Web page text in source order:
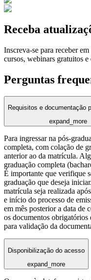
Receba
Inscreva-se para receber
cursos, webinars gratuitos
Perguntas
Requisitos e documentação
expand_more
Para ingressar na pós-
completa, com colação de
anterior ao da matrícula.
graduação completa
É importante que verifique
graduação que deseja
matrícula seja realizada
e início do processo de
em mês posterior a data de
os documentos obrigatórios
para validação da
Disponibilização do acesso
expand_more